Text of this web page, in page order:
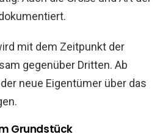
mit dem Zeitpunkt der
gegenüber Dritten. Ab
neue Eigentümer über das
Grundstück